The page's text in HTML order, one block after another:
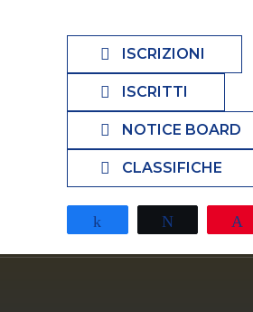
ISCRIZIONI
ISCRITTI
NOTICE BOARD
CLASSIFICHE